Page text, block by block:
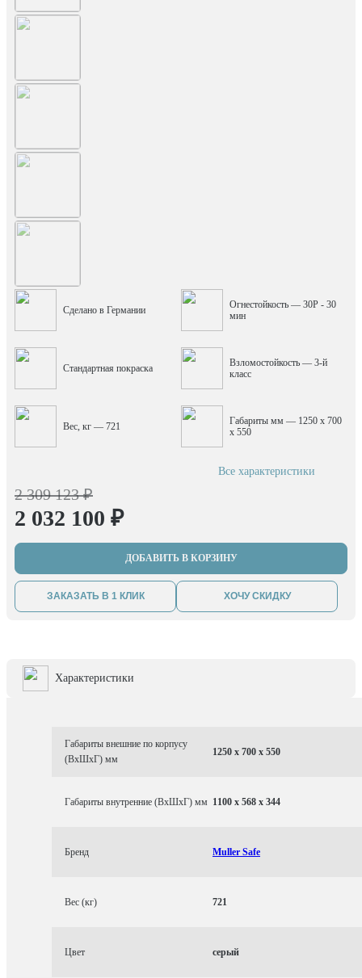
Сделано в Германии
Огнестойкость — 30P - 30
мин
Стандартная покраска
Взломостойкость — 3-й
класс
Вес, кг — 721
Габариты мм — 1250 x 700
x 550
Все характеристики
2 309 123 ₽
2 032 100 ₽
ДОБАВИТЬ В КОРЗИНУ
ЗАКАЗАТЬ В 1 КЛИК ХОЧУ СКИДКУ
Характеристики
Габариты внешние по корпусу
(ВхШхГ) мм
1250 x 700 x 550
Габариты внутренние (ВхШхГ) мм 1100 x 568 x 344
Бренд Muller Safe
Вес (кг) 721
Цвет серый